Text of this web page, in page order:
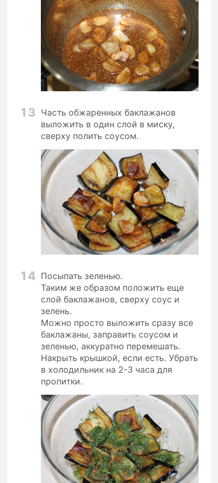
13
Часть обжаренных баклажанов
выложить в один слой в миску,
сверху полить соусом.
14 Посыпать зеленью.
Таким же образом положить еще
слой баклажанов, сверху соус и
зелень.
Можно просто выложить сразу все
баклажаны, заправить соусом и
зеленью, аккуратно перемешать.
Накрыть крышкой, если есть. Убрать
в холодильник на 2-3 часа для
пропитки.